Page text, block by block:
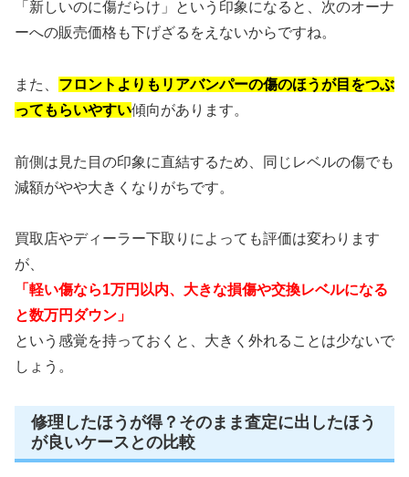
「新しいのに傷だらけ」という印象になると、次のオーナ
ーへの販売価格も下げざるをえないからですね。
また、 フロントよりもリアバンパーの傷のほうが目をつぶ
ってもらいやすい傾向があります。
前側は見た目の印象に直結するため、同じレベルの傷でも
減額がやや大きくなりがちです。
買取店やディーラー下取りによっても評価は変わります
が、
「軽い傷なら1万円以内、大きな損傷や交換レベルになる
と数万円ダウン」
という感覚を持っておくと、大きく外れることは少ないで
しょう。
修理したほうが得？そのまま査定に出したほう
が良いケースとの比較